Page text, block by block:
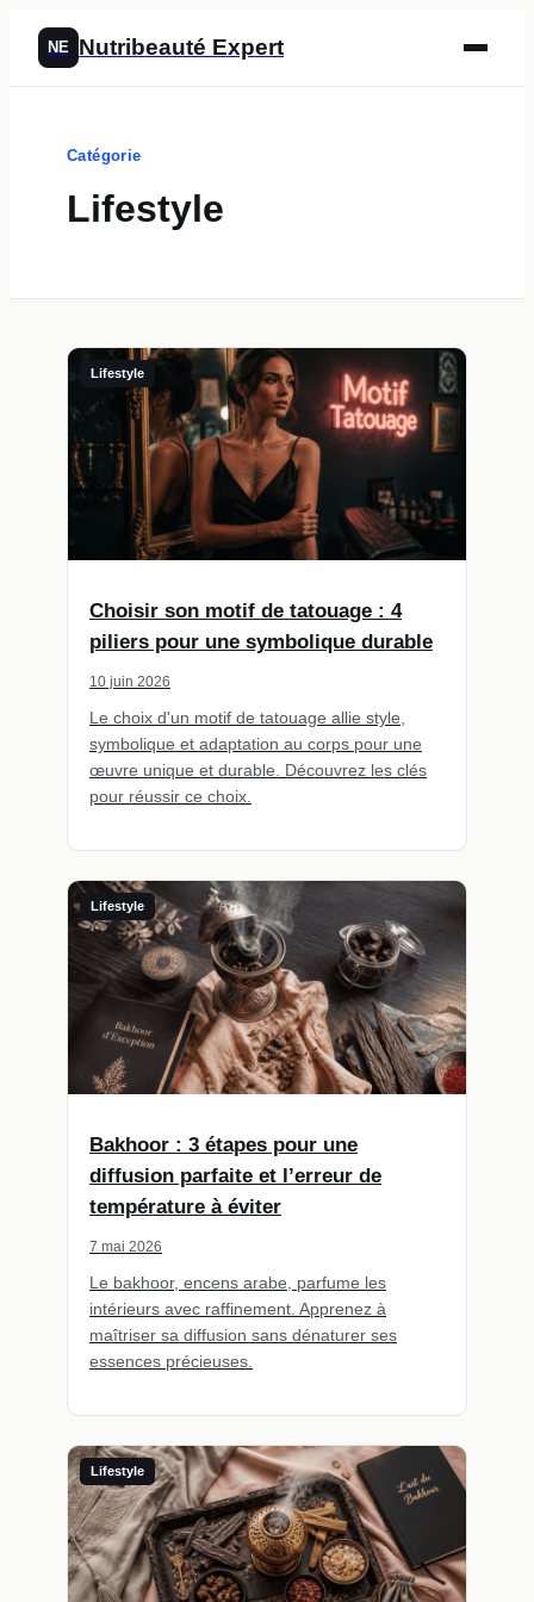
NE Nutribeauté Expert
Catégorie
Lifestyle
Lifestyle
Choisir son motif de tatouage : 4
piliers pour une symbolique durable
10 juin 2026
Le choix d'un motif de tatouage allie style,
symbolique et adaptation au corps pour une
œuvre unique et durable. Découvrez les clés
pour réussir ce choix.
Lifestyle
Bakhoor : 3 étapes pour une
diffusion parfaite et l’erreur de
température à éviter
7 mai 2026
Le bakhoor, encens arabe, parfume les
intérieurs avec raffinement. Apprenez à
maîtriser sa diffusion sans dénaturer ses
essences précieuses.
Lifestyle